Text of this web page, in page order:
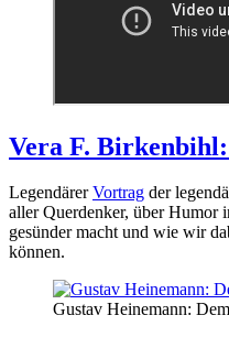
Vera F.
LegendärerVortrag der
aller Querdenker, über Humor
gesünder macht und wie wir
können.
Gustav Heinemann: